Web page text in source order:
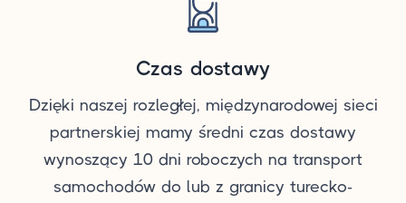
Czas dostawy
Dzięki naszej rozległej, międzynarodowej sieci
partnerskiej mamy średni czas dostawy
wynoszący 10 dni roboczych na transport
samochodów do lub z granicy turecko-